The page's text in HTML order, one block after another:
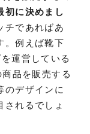
初に決めまし
チであればあ
。例えば靴下
運営している
品を販売する
のデザインに
されるでしょ